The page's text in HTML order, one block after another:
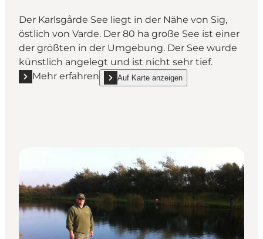
Der Karlsgårde See liegt in der Nähe von Sig,
östlich von Varde. Der 80 ha große See ist einer
der größten in der Umgebung. Der See wurde
künstlich angelegt und ist nicht sehr tief.
Mehr erfahren
Mehr erfahren "Karlsgårde See"
Auf Karte anzeigen
show Karlsgårde See on_map